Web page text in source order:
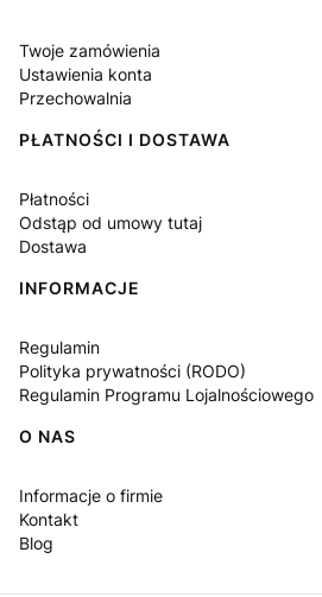
Twoje zamówienia
Ustawienia konta
Przechowalnia
PŁATNOŚCI I DOSTAWA
Płatności
Odstąp od umowy tutaj
Dostawa
INFORMACJE
Regulamin
Polityka prywatności (RODO)
Regulamin Programu Lojalnościowego
O NAS
Informacje o firmie
Kontakt
Blog